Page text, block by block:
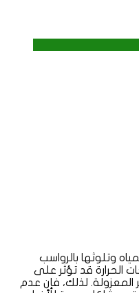
وتلوثها بالرواسب
الحرارة قد تؤثر على
المعزولة. لذلك، فإن عدم